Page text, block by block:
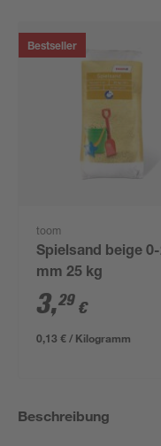
Bestseller
toom
Spielsand beige
mm 25 kg
3,29 €
0,13 € / Kilogramm
Beschreibung